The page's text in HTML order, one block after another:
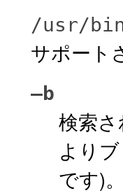
/usr/
サポート
–b
検索
より
です)。